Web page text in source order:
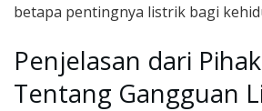
betapa pentingnya listrik bagi
Penjelasan dari
Tentang Gangguan